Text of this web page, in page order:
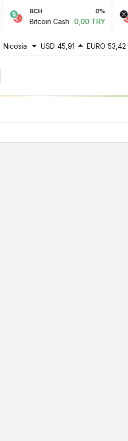
BCH
Bitcoin Cash 0,00 TRY
Nicosia USD 45,91 EURO 53,42